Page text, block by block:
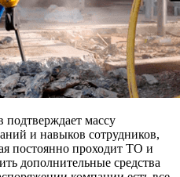
подтверждает массу
и навыков сотрудников,
постоянно проходит ТО и
дополнительные средства